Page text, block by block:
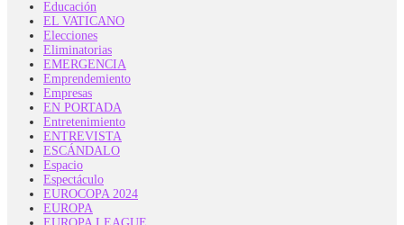
Educación
EL VATICANO
Elecciones
Eliminatorias
EMERGENCIA
Emprendemiento
Empresas
EN PORTADA
Entretenimiento
ENTREVISTA
ESCÁNDALO
Espacio
Espectáculo
EUROCOPA 2024
EUROPA